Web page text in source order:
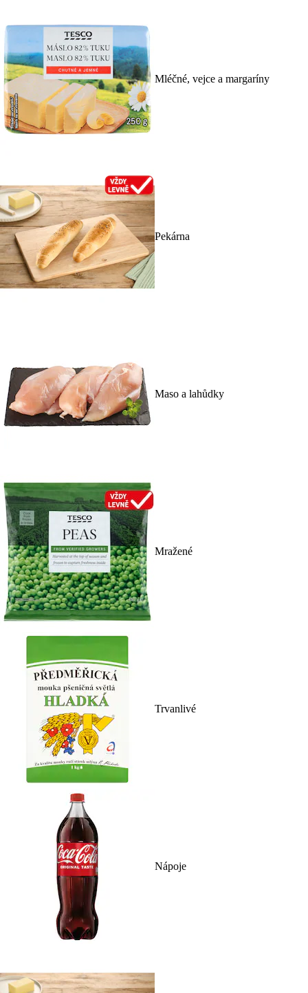
Mléčné, vejce a margaríny
Pekárna
Maso a lahůdky
Mražené
Trvanlivé
Nápoje